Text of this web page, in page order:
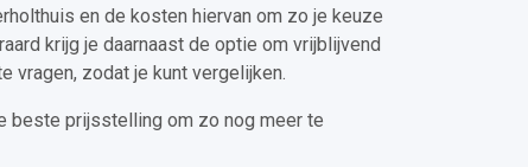
en de kosten hiervan om zo je keuze
krijg je daarnaast de optie om vrijblijvend
vragen, zodat je kunt vergelijken.
beste prijsstelling om zo nog meer te